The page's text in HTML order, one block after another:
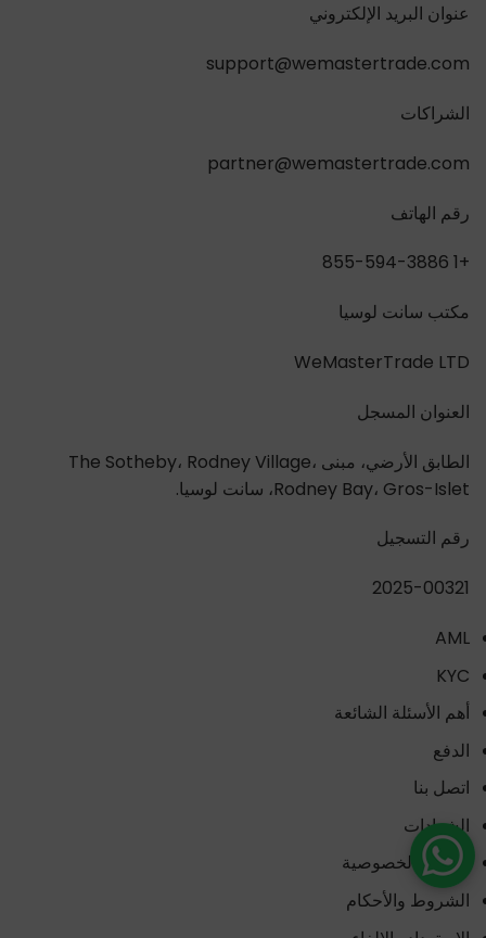
عنوان البريد الإلكتروني
support@wemastertrade.com
الشراكات
partner@wemastertrade.com
رقم الهاتف
+1 855-594-3886
مكتب سانت لوسيا
WeMasterTrade LTD
العنوان المسجل
الطابق الأرضي، مبنى The Sotheby، Rodney Village،
Rodney Bay، Gros-Islet، سانت لوسيا.
رقم التسجيل
2025-00321
AML
KYC
أهم الأسئلة الشائعة
الدفع
اتصل بنا
الشهادات
سياسة الخصوصية
الشروط والأحكام